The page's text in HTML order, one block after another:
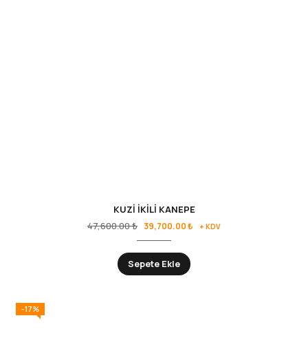
KUZİ İKİLİ KANEPE
47,600.00₺ 39,700.00₺ + KDV
Sepete Ekle
-17%